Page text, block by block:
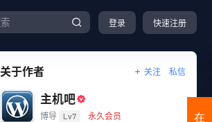
登录 快速注册
关于作者 关注 私信
主机吧
博导 Lv7 永久会员
在